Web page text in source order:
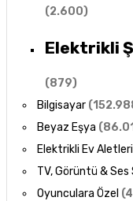
(2.600)
Elektrikli
(879)
Bilgisayar (
Beyaz Eşya (
Elektrikli Ev Aletleri
TV, Görüntü &
Oyunculara Özel (